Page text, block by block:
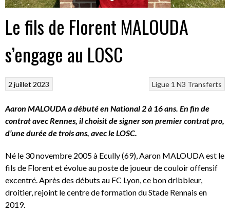
Le fils de Florent MALOUDA
s’engage au LOSC
Ligue 1 N3 Transferts
2 juillet 2023
Aaron MALOUDA a débuté en National 2 à 16 ans. En fin de
contrat avec Rennes, il choisit de signer son premier contrat pro,
d’une durée de trois ans, avec le LOSC.
Né le 30 novembre 2005 à Ecully (69), Aaron MALOUDA est le
fils de Florent et évolue au poste de joueur de couloir offensif
excentré. Après des débuts au FC Lyon, ce bon dribbleur,
droitier, rejoint le centre de formation du Stade Rennais en
2019.